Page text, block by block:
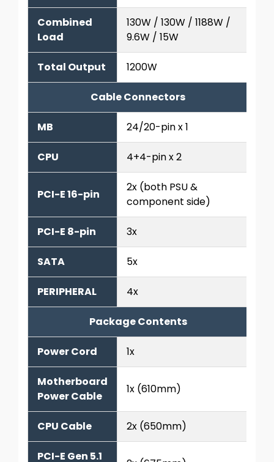
Combined
Load
130W / 130W / 1188W /
9.6W / 15W
Total Output 1200W
Cable Connectors
MB 24/20-pin x 1
CPU 4+4-pin x 2
PCI-E 16-pin
2x (both PSU &
component side)
PCI-E 8-pin 3x
SATA 5x
PERIPHERAL 4x
Package Contents
Power Cord 1x
Motherboard
Power Cable
1x (610mm)
CPU Cable 2x (650mm)
PCI-E Gen 5.1